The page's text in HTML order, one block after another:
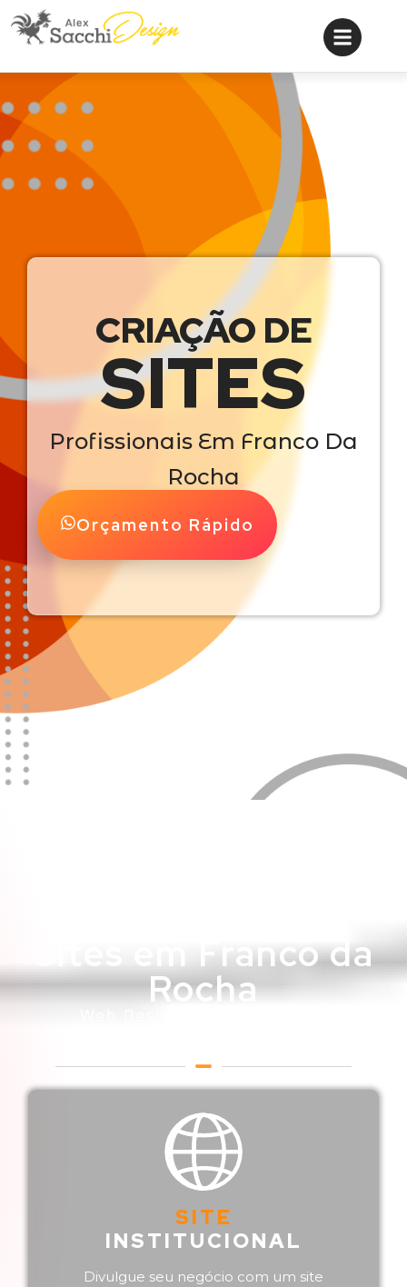
CRIAÇÃO DE
SITES
Profissionais Em Franco Da
Rocha
Orçamento Rápido
Sites em Franco da
Rocha
SITE
INSTITUCIONAL
Divulgue seu negócio com um site